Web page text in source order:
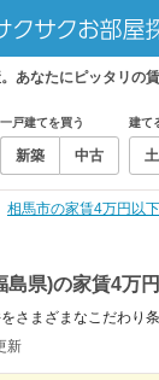
あなたにピッタリの
一戸建てを買う
新築 中古
建て
相馬市の家賃4万円以
島県)の家賃4万
さまざまなこだわり
新